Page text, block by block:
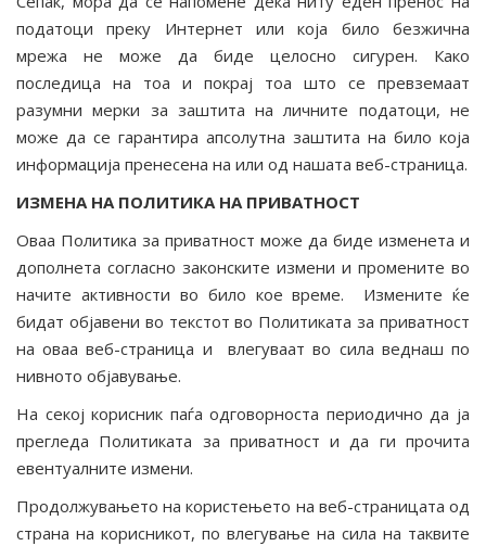
податоци преку Интернет или која било безжична
мрежа не може да биде целосно сигурен. Како
последица на тоа и покрај тоа што се превземаат
разумни мерки за заштита на личните податоци, не
може да се гарантира апсолутна заштита на било која
информација пренесена на или од нашата веб-страница.
ИЗМЕНА НА ПОЛИТИКА НА ПРИВАТНОСТ
Оваа Политика за приватност може да биде изменета и
дополнета согласно законските измени и промените во
начите активности во било кое време. Измените ќе
бидат објавени во текстот во Политиката за приватност
на оваа веб-страница и влегуваат во сила веднаш по
нивното објавување.
На секој корисник паѓа одговорноста периодично да ја
прегледа Политиката за приватност и да ги прочита
евентуалните измени.
Продолжувањето на користењето на веб-страницата од
страна на корисникот, по влегување на сила на таквите